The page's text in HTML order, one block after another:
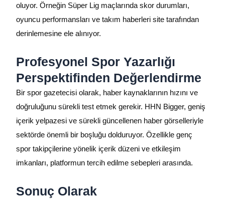
oluyor. Örneğin Süper Lig maçlarında skor durumları,
oyuncu performansları ve takım haberleri site tarafından
derinlemesine ele alınıyor.
Profesyonel Spor Yazarlığı
Perspektifinden Değerlendirme
Bir spor gazetecisi olarak, haber kaynaklarının hızını ve
doğruluğunu sürekli test etmek gerekir. HHN Bigger, geniş
içerik yelpazesi ve sürekli güncellenen haber görselleriyle
sektörde önemli bir boşluğu dolduruyor. Özellikle genç
spor takipçilerine yönelik içerik düzeni ve etkileşim
imkanları, platformun tercih edilme sebepleri arasında.
Sonuç Olarak